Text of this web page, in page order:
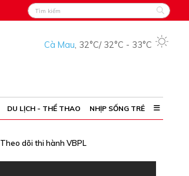
Cà Mau, 32°C/ 32°C - 33°C
DU LỊCH - THỂ THAO NHỊP SỐNG TRẺ
Theo dõi thi hành VBPL